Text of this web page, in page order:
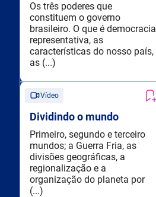
Os três poderes que
constituem o governo
brasileiro. O que é democracia
representativa, as
características do nosso país,
as (...)
Vídeo
Dividindo o mundo
Primeiro, segundo e terceiro
mundos; a Guerra Fria, as
divisões geográficas, a
regionalização e a
organização do planeta por
(...)